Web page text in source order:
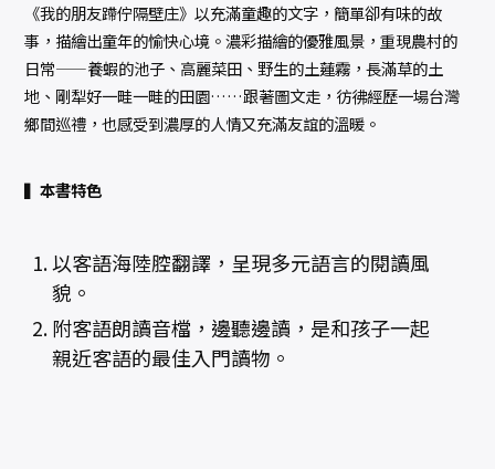
《我的朋友蹛佇隔壁庄》以充滿童趣的文字，簡單卻有味的故
事，描繪出童年的愉快心境。濃彩描繪的優雅風景，重現農村的
日常——養蝦的池子、高麗菜田、野生的土蓮霧，長滿草的土
地、剛犁好一畦一畦的田園……跟著圖文走，彷彿經歷一場台灣
鄉間巡禮，也感受到濃厚的人情又充滿友誼的溫暖。
▍本書特色
以客語海陸腔翻譯，呈現多元語言的閱讀風
貌。
附客語朗讀音檔，邊聽邊讀，是和孩子一起
親近客語的最佳入門讀物。